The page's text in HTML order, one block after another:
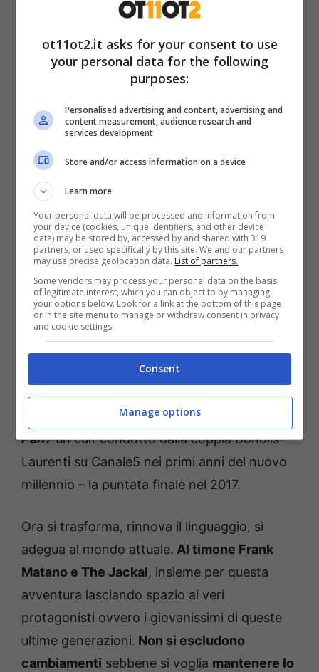
Rai accoglie Paolo Bonolis: una proposta che fa gola
ot11ot2.it
Infatti
prevista una doppietta interessante,Avanti
un Altro!e il ritorno de
durante la prossima stagione. L’agenda è fitta
di impegni e, tra l’altro, non si giustificherebbe
un trasferimento imprevisto di tali
proporzioni senza motivo – soprattutto
quando aleggia l’idillio.
seppur in forma eterea. A questo proposito
parrebbe confermata l’intenzione di voler
ripresentare il formatChi ha Incastrato Peter
Pan?un cult condotto dalla coppia Bonolis-
Laurenti su Canale5 nei primi anni del nuovo
millennio – la puntata finale nel 2017.
Ora si trasforma, rinnova il linguaggio, si
adegua al mondo attuale. Al timone Frank
Matano e The Jackal, insieme per questa
avventura lasciando spazio ai veri
protagonisti ovvero i giovanissimi di queste
ultime generazioni. Non si escludono
cambiamenti sebbene si voglia mantenere lo
ot11ot2.it asks for your consent to use
your personal data for the following
purposes:
Personalised advertising and content, advertising and
content measurement, audience research and
services development
Store and/or access information on a device
Learn more
Your personal data will be processed and information from
your device (cookies, unique identifiers, and other device
data) may be stored by, accessed by and shared with 319
partners, or used specifically by this site. We and our partners
may use precise geolocation data. List of partners.
Some vendors may process your personal data on the basis
of legitimate interest, which you can object to by managing
your options below. Look for a link at the bottom of this page
or in the site menu to manage or withdraw consent in privacy
and cookie settings.
Consent
Manage options